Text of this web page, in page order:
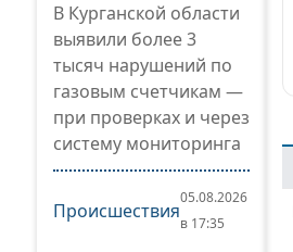
В Курганской области
выявили более 3
тысяч нарушений по
газовым счетчикам —
при проверках и через
систему мониторинга
Происшествия
05.08.2026
в 17:35